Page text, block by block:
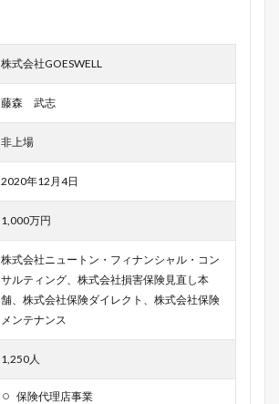
株式会社GOESWELL
藤森 武志
非上場
2020年12月4日
1,000万円
株式会社ニュートン・フィナンシャル・コン
サルティング、株式会社損害保険見直し本
舗、株式会社保険ダイレクト、株式会社保険
メンテナンス
1,250人
保険代理店事業